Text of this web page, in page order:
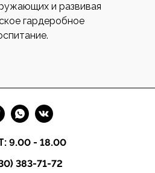
и развивая
гардеробное
383-71-72
9.00 - 18.00